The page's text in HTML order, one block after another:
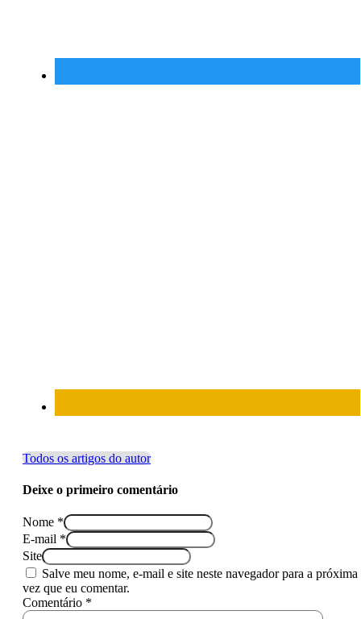
Todos os artigos do autor
Deixe o primeiro comentário
Nome *
E-mail *
Site
Salve meu nome, e-mail e site neste navegador para a próxima
vez que eu comentar.
Comentário *